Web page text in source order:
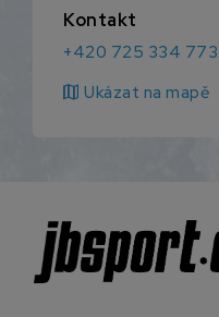
Kontakt
+420 725 334 773
map Ukázat na mapě